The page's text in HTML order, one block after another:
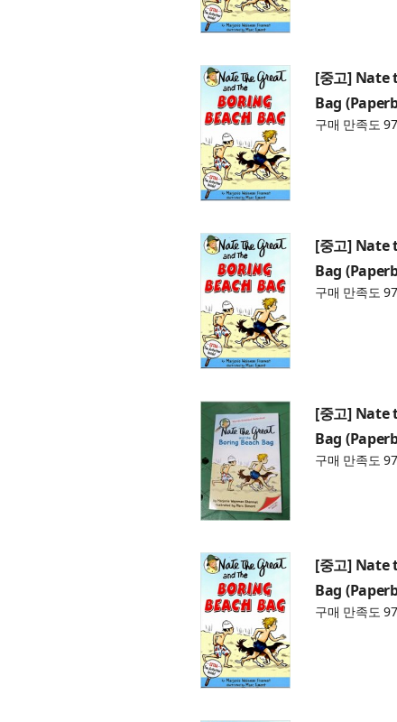
[중고] Nate
Bag
구매 만족도
[중고] Nate
Bag
구매 만족도
[중고] Nate
Bag
구매 만족도
[중고] Nate
Bag
구매 만족도